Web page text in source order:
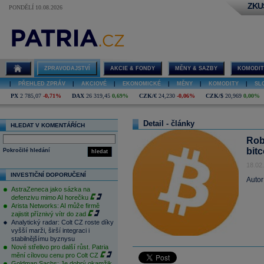
PONDĚLÍ 10.08.2026
ZPRAVODAJSTVÍ AKCIE & FONDY MĚNY & SAZBY
PŘEHLED ZPRÁV AKCIOVÉ EKONOMICKÉ MĚNY KOMODITY
PX 2 785,07 -0,71% DAX 26 319,45 0,69% CZK/€ 24,230 -0,06% CZK/$ 20,969 0,00%
HLEDAT V KOMENTÁŘÍCH
hledat
Pokročilé hledání
INVESTIČNÍ DOPORUČENÍ
AstraZeneca jako sázka na
defenzivu mimo AI horečku
Arista Networks: AI může firmě
zajistit příznivý vítr do zad
Analytický radar: Colt CZ roste díky
vyšší marži, širší integraci i
stabilnějšímu byznysu
Nové střelivo pro další růst. Patria
mění cílovou cenu pro Colt CZ
Detail - články